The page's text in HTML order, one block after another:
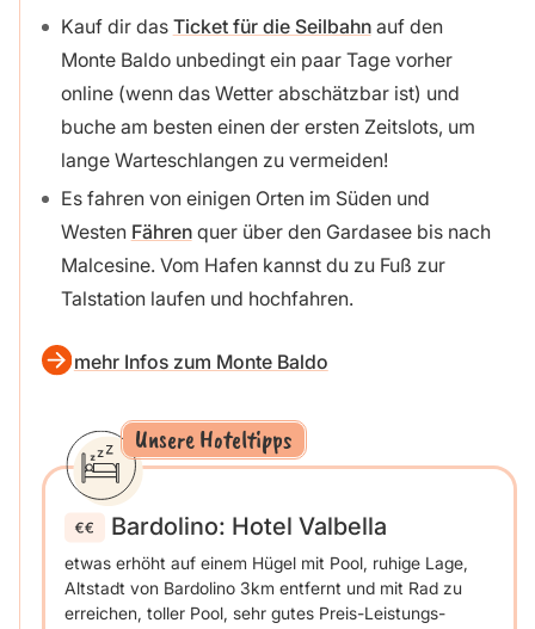
Kauf dir das Ticket für die Seilbahnauf den
Monte Baldo unbedingt ein paar Tage vorher
online (wenn das Wetter abschätzbar ist) und
buche am besten einen der ersten Zeitslots, um
lange Warteschlangen zu vermeiden!
Es fahren von einigen Orten im Süden und
Westen Fährenquer über den Gardasee bis nach
Malcesine. Vom Hafen kannst du zu Fuß zur
Talstation laufen und hochfahren.
mehr Infos zum Monte Baldo
Unsere Hoteltipps
Bardolino: Hotel Valbella
etwas erhöht auf einem Hügel mit Pool, ruhige Lage,
Altstadt von Bardolino 3km entfernt und mit Rad zu
erreichen, toller Pool, sehr gutes Preis-Leistungs-